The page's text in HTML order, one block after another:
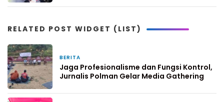
RELATED POST WIDGET (LIST)
BERITA
Jaga Profesionalisme dan Fungsi Kontrol,
Jurnalis Polman Gelar Media Gathering